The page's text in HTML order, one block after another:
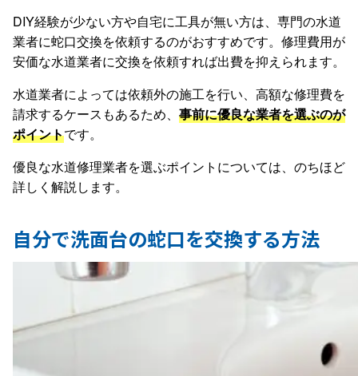
DIY経験が少ない方や自宅に工具が無い方は、専門の水道
業者に蛇口交換を依頼するのがおすすめです。修理費用が
安価な水道業者に交換を依頼すれば出費を抑えられます。
水道業者によっては依頼外の施工を行い、高額な修理費を
請求するケースもあるため、 事前に優良な業者を選ぶのが
ポイントです。
優良な水道修理業者を選ぶポイントについては、のちほど
詳しく解説します。
自分で洗面台の蛇口を交換する方法